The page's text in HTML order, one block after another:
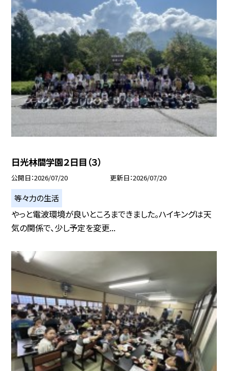
日光林間学園２日目（３）
公開日 2026/07/20 更新日 2026/07/20
等々力の生活
やっと電波環境が良いところまできました。ハイキングは天
気の関係で、少し予定を変更...